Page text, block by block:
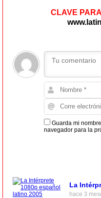
CLAVE
Guarda mi
navegador para la
La
hace 3